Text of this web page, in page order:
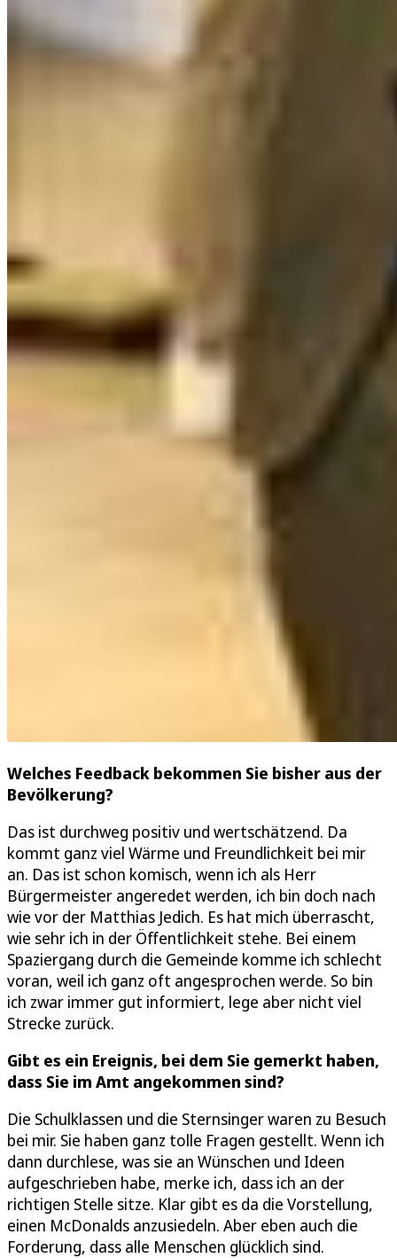
Welches Feedback bekommen Sie bisher aus der
Bevölkerung?
Das ist durchweg positiv und wertschätzend. Da
kommt ganz viel Wärme und Freundlichkeit bei mir
an. Das ist schon komisch, wenn ich als Herr
Bürgermeister angeredet werden, ich bin doch nach
wie vor der Matthias Jedich. Es hat mich überrascht,
wie sehr ich in der Öffentlichkeit stehe. Bei einem
Spaziergang durch die Gemeinde komme ich schlecht
voran, weil ich ganz oft angesprochen werde. So bin
ich zwar immer gut informiert, lege aber nicht viel
Strecke zurück.
Gibt es ein Ereignis, bei dem Sie gemerkt haben,
dass Sie im Amt angekommen sind?
Die Schulklassen und die Sternsinger waren zu Besuch
bei mir. Sie haben ganz tolle Fragen gestellt. Wenn ich
dann durchlese, was sie an Wünschen und Ideen
aufgeschrieben habe, merke ich, dass ich an der
richtigen Stelle sitze. Klar gibt es da die Vorstellung,
einen McDonalds anzusiedeln. Aber eben auch die
Forderung, dass alle Menschen glücklich sind.